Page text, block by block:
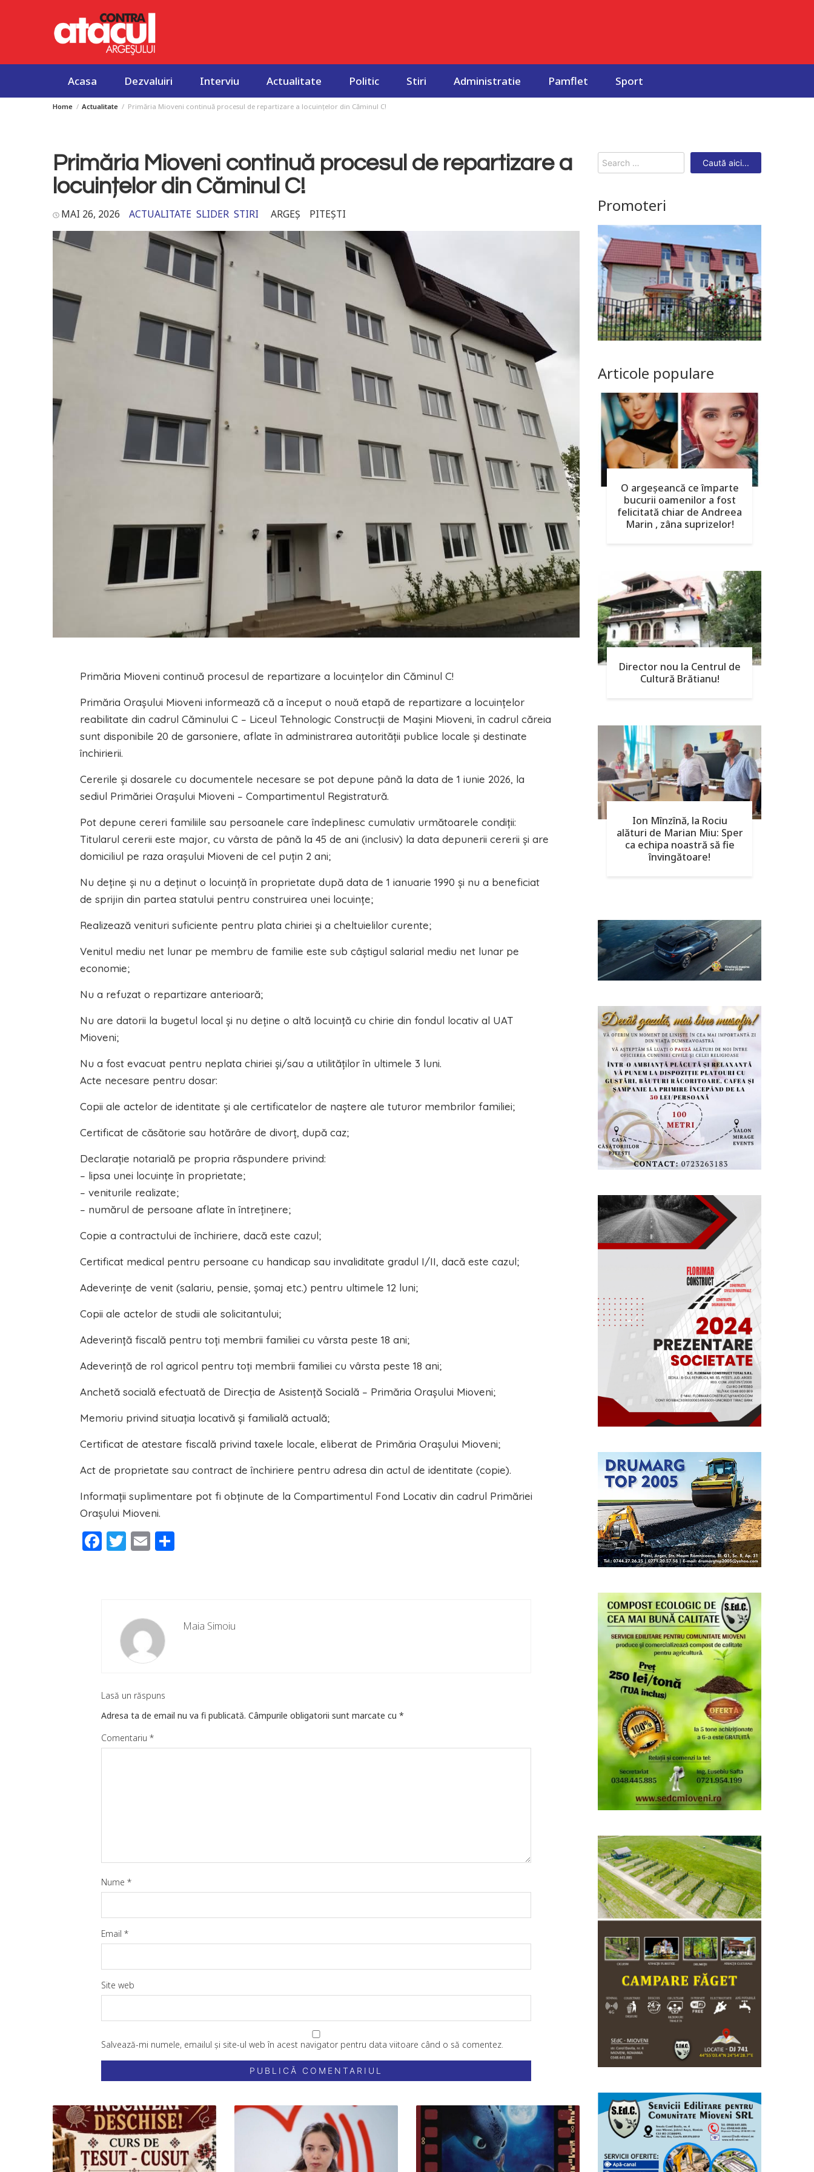
Acasa Dezvaluiri Interviu Actualitate Politic Stiri Administratie Pamflet Sport
Home Actualitate Primăria Mioveni continuă procesul de repartizare a locuințelor din Căminul C!
Primăria Mioveni continuă procesul de repartizare a
locuințelor din Căminul C!
MAI 26, 2026 ACTUALITATE SLIDER STIRI ARGEȘ PITEȘTI
Primăria Mioveni continuă procesul de repartizare a locuințelor din Căminul C!
Primăria Orașului Mioveni informează că a început o nouă etapă de repartizare a locuințelor
reabilitate din cadrul Căminului C – Liceul Tehnologic Construcții de Mașini Mioveni, în cadrul căreia
sunt disponibile 20 de garsoniere, aflate în administrarea autorității publice locale și destinate
închirierii.
Cererile și dosarele cu documentele necesare se pot depune până la data de 1 iunie 2026, la
sediul Primăriei Orașului Mioveni – Compartimentul Registratură.
Pot depune cereri familiile sau persoanele care îndeplinesc cumulativ următoarele condiții:
Titularul cererii este major, cu vârsta de până la 45 de ani (inclusiv) la data depunerii cererii și are
domiciliul pe raza orașului Mioveni de cel puțin 2 ani;
Nu deține și nu a deținut o locuință în proprietate după data de 1 ianuarie 1990 și nu a beneficiat
de sprijin din partea statului pentru construirea unei locuințe;
Realizează venituri suficiente pentru plata chiriei și a cheltuielilor curente;
Venitul mediu net lunar pe membru de familie este sub câștigul salarial mediu net lunar pe
economie;
Nu a refuzat o repartizare anterioară;
Nu are datorii la bugetul local și nu deține o altă locuință cu chirie din fondul locativ al UAT
Mioveni;
Nu a fost evacuat pentru neplata chiriei și/sau a utilităților în ultimele 3 luni.
Acte necesare pentru dosar:
Copii ale actelor de identitate și ale certificatelor de naștere ale tuturor membrilor familiei;
Certificat de căsătorie sau hotărâre de divorț, după caz;
Declarație notarială pe propria răspundere privind:
– lipsa unei locuințe în proprietate;
– veniturile realizate;
– numărul de persoane aflate în întreținere;
Copie a contractului de închiriere, dacă este cazul;
Certificat medical pentru persoane cu handicap sau invaliditate gradul I/II, dacă este cazul;
Adeverințe de venit (salariu, pensie, șomaj etc.) pentru ultimele 12 luni;
Copii ale actelor de studii ale solicitantului;
Adeverință fiscală pentru toți membrii familiei cu vârsta peste 18 ani;
Adeverință de rol agricol pentru toți membrii familiei cu vârsta peste 18 ani;
Anchetă socială efectuată de Direcția de Asistență Socială – Primăria Orașului Mioveni;
Memoriu privind situația locativă și familială actuală;
Certificat de atestare fiscală privind taxele locale, eliberat de Primăria Orașului Mioveni;
Act de proprietate sau contract de închiriere pentru adresa din actul de identitate (copie).
Informații suplimentare pot fi obținute de la Compartimentul Fond Locativ din cadrul Primăriei
Orașului Mioveni.
Facebook
Twitter
Email
Maia Simoiu
Lasă un răspuns
Adresa ta de email nu va fi publicată. Câmpurile obligatorii sunt marcate cu *
Comentariu *
Nume *
Email *
Site web
Salvează-mi numele, emailul și site-ul web în acest navigator pentru data viitoare când o să comentez.
Search
for:
Promoteri
Articole populare
O argeşeancă ce împarte
bucurii oamenilor a fost
felicitată chiar de Andreea
Marin , zâna suprizelor!
Director nou la Centrul de
Cultură Brătianu!
Ion Mînzînă, la Rociu
alături de Marian Miu: Sper
ca echipa noastră să fie
învingătoare!